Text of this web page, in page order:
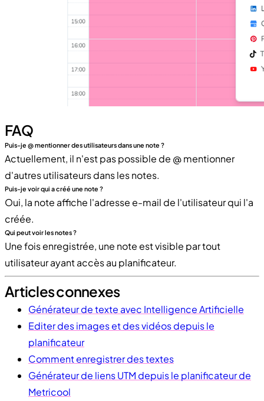
FAQ
Puis-je @ mentionner des utilisateurs dans une note ?
Actuellement, il n'est pas possible de @ mentionner
d'autres utilisateurs dans les notes.
Puis-je voir qui a créé une note ?
Oui, la note affiche l'adresse e-mail de l'utilisateur qui l'a
créée.
Qui peut voir les notes ?
Une fois enregistrée, une note est visible par tout
utilisateur ayant accès au planificateur.
Articles connexes
Générateur de texte avec Intelligence Artificielle
Editer des images et des vidéos depuis le
planificateur
Comment enregistrer des textes
Générateur de liens UTM depuis le planificateur de
Metricool